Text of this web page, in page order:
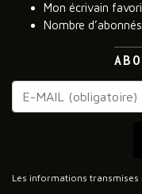
Mon écrivain
Nombre
Les informations